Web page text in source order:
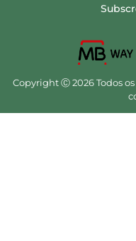
Copyright Ⓒ 2026 Todos